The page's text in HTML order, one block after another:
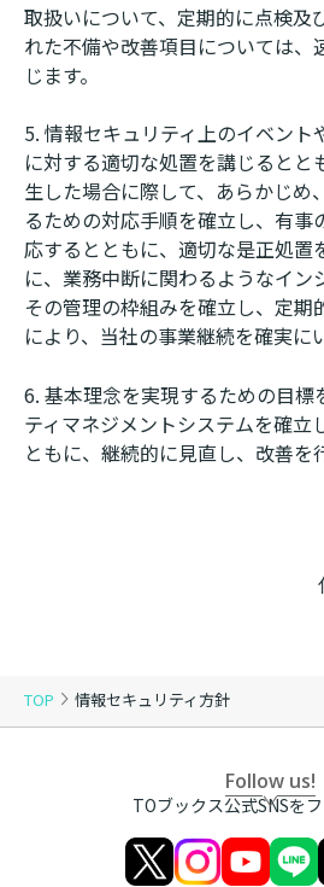
TOP 情報セキュリティ方針
取扱いについて、定期的に点検及
れた不備や改善項目については、
じます。
情報セキュリティ上のイベント
に対する適切な処置を講じるとと
生した場合に際して、あらかじめ
るための対応手順を確立し、有事
応するとともに、適切な是正処置
に、業務中断に関わるようなイン
その管理の枠組みを確立し、定期
により、当社の事業継続を確実に
基本理念を実現するための目標
ティマネジメントシステムを確立
ともに、継続的に見直し、改善を
Follow us!
TOブックス公式SNSを